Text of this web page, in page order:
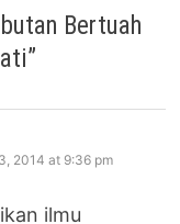
Bertuah
”
2014 at 9:36 pm
ilmu